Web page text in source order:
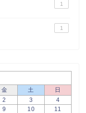
1
1
金 土
日
2 3
4
9 10
11